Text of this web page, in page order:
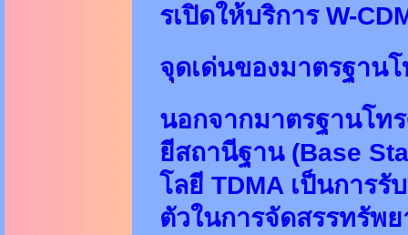
รเปิดให้บริการ W-
จุดเด่นของมาตรฐาน
นอกจากมาตรฐานโท
ยีสถานีฐาน (Base
โลยี TDMA เป็นการ
ตัวในการจัดสรรทรัพ